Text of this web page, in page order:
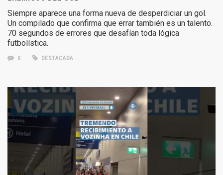
Siempre aparece una forma nueva de desperdiciar un gol.
Un compilado que confirma que errar también es un talento.
70 segundos de errores que desafían toda lógica
futbolística.
0 DESTACADA